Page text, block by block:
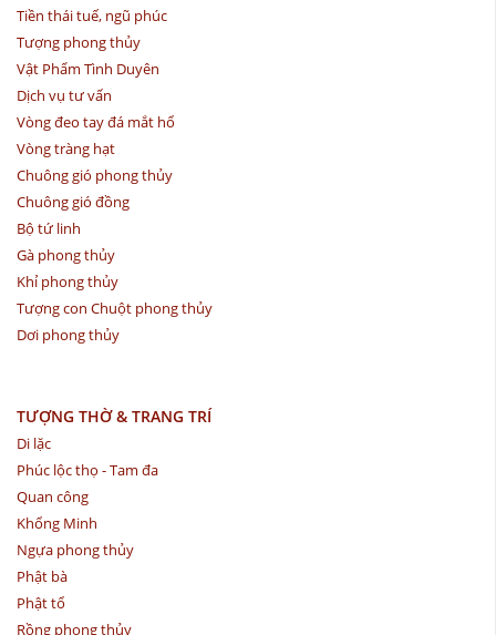
Tiền thái tuế, ngũ phúc
Tượng phong thủy
Vật Phẩm Tình Duyên
Dịch vụ tư vấn
Vòng đeo tay đá mắt hổ
Vòng tràng hạt
Chuông gió phong thủy
Chuông gió đồng
Bộ tứ linh
Gà phong thủy
Khỉ phong thủy
Tượng con Chuột phong thủy
Dơi phong thủy
TƯỢNG THỜ & TRANG TRÍ
Di lặc
Phúc lộc thọ - Tam đa
Quan công
Khổng Minh
Ngựa phong thủy
Phật bà
Phật tổ
Rồng phong thủy